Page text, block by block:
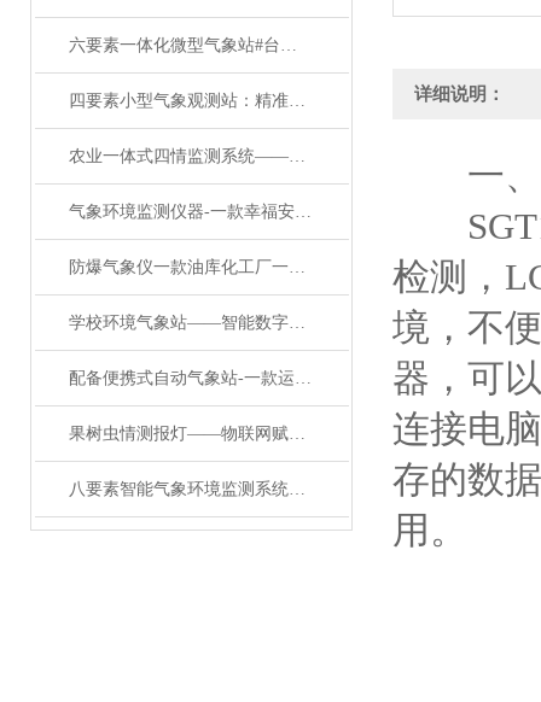
六要素一体化微型气象站#台风新闻
四要素小型气象观测站：精准感知气象的 “微观哨兵”
农业一体式四情监测系统——一款井井有条的农业四情监测设备2024已更新
气象环境监测仪器-一款幸福安良的区域自动气象站#2023已更新
防爆气象仪一款油库化工厂一体式气象站@万象环境#降雨预警信息
学校环境气象站——智能数字校园气象站：天气预报也能如此炫酷
配备便携式自动气象站-一款运用自如的气象站需要哪些气象仪器#2023已更新
果树虫情测报灯——物联网赋能虫情测报，智能预警守护农业生产
八要素智能气象环境监测系统：全维感知，智护万物
详细说明：
一
SGT1
检测，
境，不
器，可
连接电
存的数
用。